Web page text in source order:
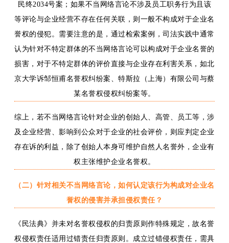
民终2034号案；如果不当网络言论不涉及 员工职务行为且该
等评论与企业经营不存在任何关联，则一般不构成对于企业名
誉权的侵犯。需要注意的是， 通过检索案例，司法实践中通常
认为针对不特定群体的不当网络言论可以构成对于企业名誉的
损害 ， 对于不特定群体的评价直接与企业存在利害关系， 如北
京大学诉邹恒甫名誉权纠纷案、特斯拉（上海）有限公司与蔡
某名誉权侵权纠纷案等。
综上，若不当网络言论针对企业的创始人、 高管、 员工等 ，涉
及企业经营、影响到公众对于企业 的社会评价， 则应判定企业
存在诉的利益 ，除了创始人本身可维护自然人名誉外，企业有
权主张维护企业名誉权。
（二）针对相关不当网络言论 ，如何认定该行为构成对企业名
誉权的侵害并承担侵权责任 ？
《民法典》并未对名誉权侵权的归责原则作特殊规定，故名誉
权侵权责任适用过错责任归责原则。成立过错侵权责任，需具